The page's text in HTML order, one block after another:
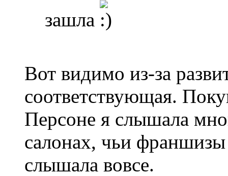
зашла
Вот видимо из-за
соответствующая.
Персоне я слышала
салонах, чьи франшизы
слышала вовсе.